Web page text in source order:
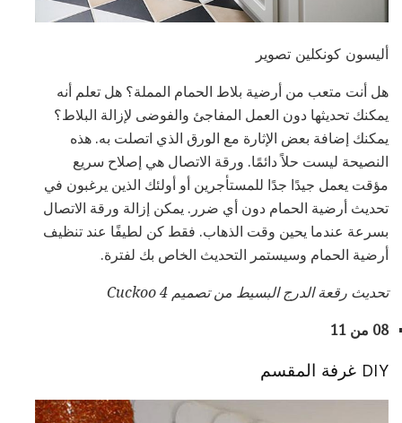
أليسون كونكلين تصوير
هل أنت متعب من أرضية بلاط الحمام المملة؟ هل تعلم أنه
يمكنك تحديثها دون العمل المفاجئ والفوضى لإزالة البلاط؟
يمكنك إضافة بعض الإثارة مع الورق الذي اتصلت به. هذه
النصيحة ليست حلاً دائمًا. ورقة الاتصال هي إصلاح سريع
مؤقت يعمل جيدًا جدًا للمستأجرين أو أولئك الذين يرغبون في
تحديث أرضية الحمام دون أي ضرر. يمكن إزالة ورقة الاتصال
بسرعة عندما يحين وقت الذهاب. فقط كن لطيفًا عند تنظيف
أرضية الحمام وسيستمر التحديث الخاص بك لفترة.
تحديث رقعة الدرج البسيط من تصميم Cuckoo 4
08 من 11
DIY غرفة المقسم